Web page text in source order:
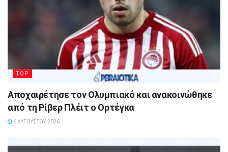
TOP
Αποχαιρέτησε τον Ολυμπιακό και ανακοινώθηκε
από τη Ρίβερ Πλέιτ ο Ορτέγκα
6 ΑΥΓΟΎΣΤΟΥ, 2026